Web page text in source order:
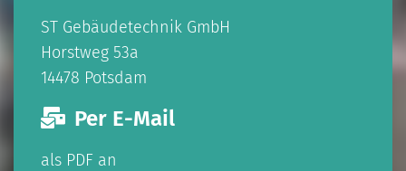
ST Gebäudetechnik GmbH
Horstweg 53a
14478 Potsdam
Per E-Mail
als PDF an